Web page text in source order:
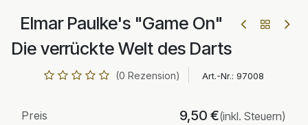
Elmar Paulke's "Game On"
Die verrückte Welt des Darts
(0 Rezension) Art.-Nr.: 97008
Preis 9,50 €(inkl. Steuern)